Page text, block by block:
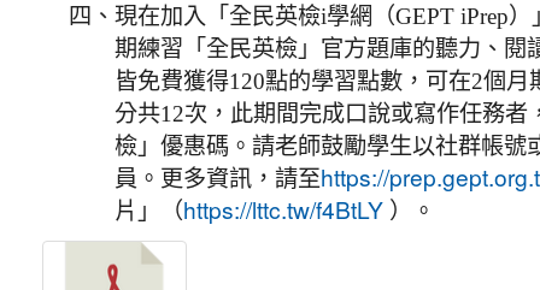
四、 現在加入「全民英檢i學網（GEPT iPrep
期練習「全民英檢」官方題庫的聽力、閱
皆免費獲得120點的學習點數，可在2個
分共12次，此期間完成口說或寫作任務者
檢」優惠碼。請老師鼓勵學生以社群帳號
員。更多資訊，請至 https://
片」（ https://lttc.tw/f4BtLY ）。